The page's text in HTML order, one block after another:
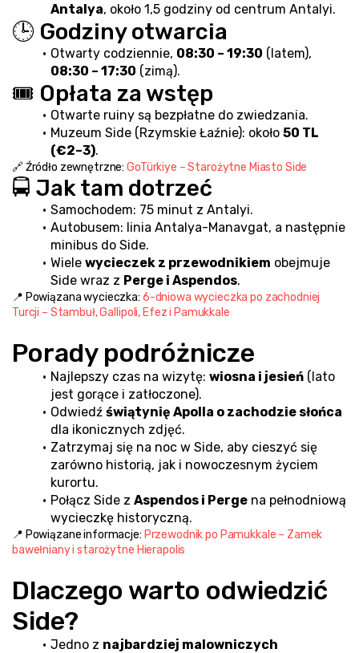
Antalya, około 1,5 godziny od centrum Antalyi.
🕒 Godziny otwarcia
Otwarty codziennie, 08:30 – 19:30
08:30 – 17:30 (zimą).
🎟️ Opłata za wstęp
Otwarte ruiny są bezpłatne do zwiedzania.
Muzeum Side (Rzymskie Łaźnie): około 50 TL
(€2–3).
🔗 Źródło zewnętrzne: GoTürkiye – Starożytne Miasto Side
🚍 Jak tam dotrzeć
Samochodem: 75 minut z Antalyi.
Autobusem: linia Antalya-Manavgat, a następnie
minibus do Side.
Wiele wycieczek z przewodnikiem obejmuje
Side wraz z Perge i Aspendos.
📍 Powiązana wycieczka: 6-dniowa wycieczka po zachodniej
Turcji – Stambuł, Gallipoli, Efez i Pamukkale
Porady podróżnicze
Najlepszy czas na wizytę: wiosna i jesień (lato
jest gorące i zatłoczone).
Odwiedź świątynię Apolla o zachodzie słońca
dla ikonicznych zdjęć.
Zatrzymaj się na noc w Side, aby cieszyć się
zarówno historią, jak i nowoczesnym życiem
kurortu.
Połącz Side z Aspendos i Perge na pełnodniową
wycieczkę historyczną.
📍 Powiązane informacje: Przewodnik po Pamukkale – Zamek
bawełniany i starożytne Hierapolis
Dlaczego warto odwiedzić
Side?
Jedno z najbardziej malowniczych